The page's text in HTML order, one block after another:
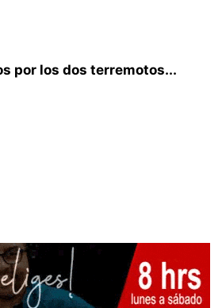
por los dos terremotos...